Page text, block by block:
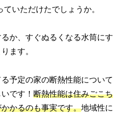
いただけたでしょうか。
か、すぐぬるくなる水筒にす
ます。
予定の家の断熱性能について
です！ 断熱性能は住みごこち
かるのも事実です。地域性に